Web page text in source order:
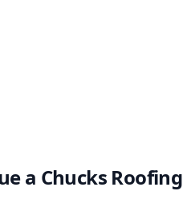
a Chucks Roofing